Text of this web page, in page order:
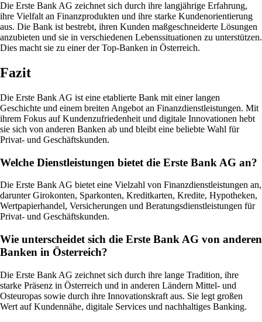
Die Erste Bank AG zeichnet sich durch ihre langjährige Erfahrung,
ihre Vielfalt an Finanzprodukten und ihre starke Kundenorientierung
aus. Die Bank ist bestrebt, ihren Kunden maßgeschneiderte Lösungen
anzubieten und sie in verschiedenen Lebenssituationen zu unterstützen.
Dies macht sie zu einer der Top-Banken in Österreich.
Fazit
Die Erste Bank AG ist eine etablierte Bank mit einer langen
Geschichte und einem breiten Angebot an Finanzdienstleistungen. Mit
ihrem Fokus auf Kundenzufriedenheit und digitale Innovationen hebt
sie sich von anderen Banken ab und bleibt eine beliebte Wahl für
Privat- und Geschäftskunden.
Welche Dienstleistungen bietet die Erste Bank AG an?
Die Erste Bank AG bietet eine Vielzahl von Finanzdienstleistungen an,
darunter Girokonten, Sparkonten, Kreditkarten, Kredite, Hypotheken,
Wertpapierhandel, Versicherungen und Beratungsdienstleistungen für
Privat- und Geschäftskunden.
Wie unterscheidet sich die Erste Bank AG von anderen
Banken in Österreich?
Die Erste Bank AG zeichnet sich durch ihre lange Tradition, ihre
starke Präsenz in Österreich und in anderen Ländern Mittel- und
Osteuropas sowie durch ihre Innovationskraft aus. Sie legt großen
Wert auf Kundennähe, digitale Services und nachhaltiges Banking.